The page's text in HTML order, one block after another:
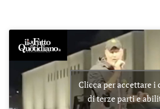
Clicca per accettare i
di terze parti e